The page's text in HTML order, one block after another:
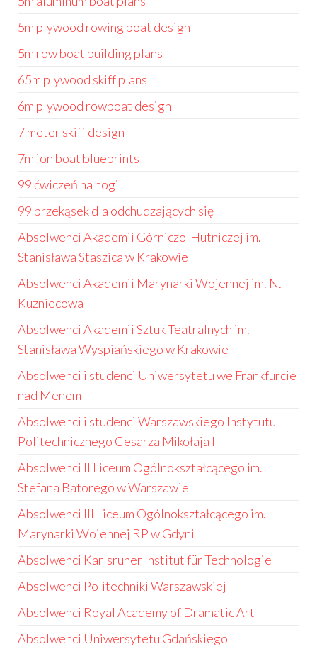
5m plywood rowing boat design
5m row boat building plans
65m plywood skiff plans
6m plywood rowboat design
7 meter skiff design
7m jon boat blueprints
99 ćwiczeń na nogi
99 przekąsek dla odchudzających się
Absolwenci Akademii Górniczo-Hutniczej im.
Stanisława Staszica w Krakowie
Absolwenci Akademii Marynarki Wojennej im. N.
Kuzniecowa
Absolwenci Akademii Sztuk Teatralnych im.
Stanisława Wyspiańskiego w Krakowie
Absolwenci i studenci Uniwersytetu we Frankfurcie
nad Menem
Absolwenci i studenci Warszawskiego Instytutu
Politechnicznego Cesarza Mikołaja II
Absolwenci II Liceum Ogólnokształcącego im.
Stefana Batorego w Warszawie
Absolwenci III Liceum Ogólnokształcącego im.
Marynarki Wojennej RP w Gdyni
Absolwenci Karlsruher Institut für Technologie
Absolwenci Politechniki Warszawskiej
Absolwenci Royal Academy of Dramatic Art
Absolwenci Uniwersytetu Gdańskiego